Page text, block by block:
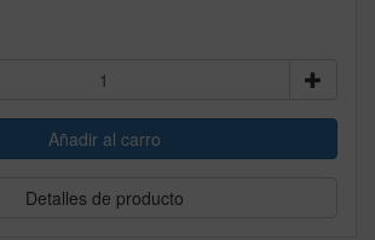
Detalles de producto